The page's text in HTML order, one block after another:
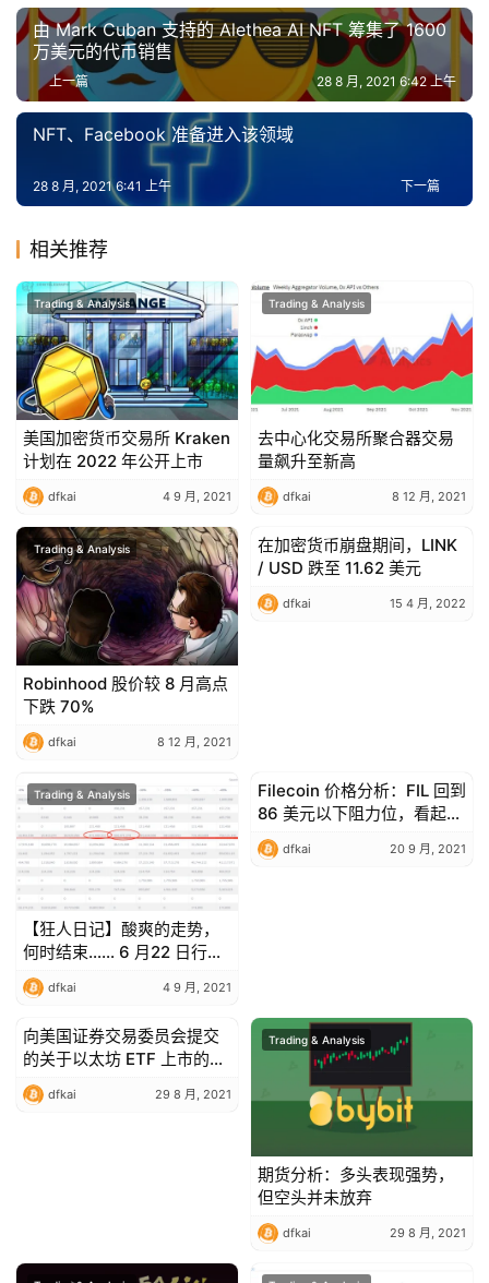
由 Mark Cuban 支持的 Alethea AI NFT 筹集了 1600
万美元的代币销售
上一篇 28 8 月, 2021 6:42 上午
NFT、Facebook 准备进入该领域
下一篇
28 8 月, 2021 6:41 上午
相关推荐
Trading & Analysis
美国加密货币交易所 Kraken
计划在 2022 年公开上市
dfkai 4 9 月, 2021
Trading & Analysis
去中心化交易所聚合器交易
量飙升至新高
dfkai 8 12 月, 2021
Trading & Analysis
Robinhood 股价较 8 月高点
下跌 70%
dfkai 8 12 月, 2021
Trading & Analysis
在加密货币崩盘期间，LINK
/ USD 跌至 11.62 美元
dfkai 15 4 月, 2022
Trading & Analysis
【狂人日记】酸爽的走势，
何时结束…… 6 月22 日行情
分析
dfkai 4 9 月, 2021
Trading & Analysis
Filecoin 价格分析：FIL 回到
86 美元以下阻力位，看起来
会创下更高的低点？
dfkai 20 9 月, 2021
Trading & Analysis
向美国证券交易委员会提交
的关于以太坊 ETF 上市的
Kryptoin 文件
dfkai 29 8 月, 2021
Trading & Analysis
期货分析：多头表现强势，
但空头并未放弃
dfkai 29 8 月, 2021